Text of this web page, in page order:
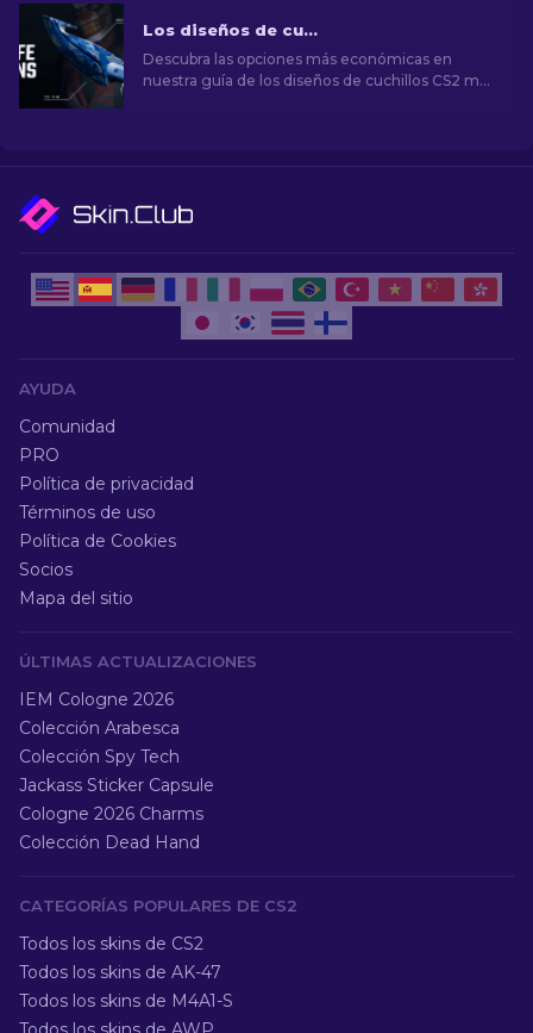
Los diseños de cuchillos CS2 más baratos [2026]
Descubra las opciones más económicas en
nuestra guía de los diseños de cuchillos CS2 más
AYUDA
Comunidad
PRO
Política de privacidad
Términos de uso
Política de Cookies
Socios
Mapa del sitio
ÚLTIMAS ACTUALIZACIONES
IEM Cologne 2026
Colección Arabesca
Colección Spy Tech
Jackass Sticker Capsule
Cologne 2026 Charms
Colección Dead Hand
CATEGORÍAS POPULARES DE CS2
Todos los skins de CS2
Todos los skins de AK-47
Todos los skins de M4A1-S